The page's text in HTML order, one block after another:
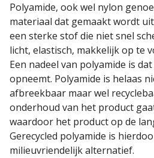
Polyamide, ook wel nylon
materiaal dat gemaakt wordt
een sterke stof die niet snel
licht, elastisch, makkelijk op te
Een nadeel van polyamide is
opneemt. Polyamide is helaas
afbreekbaar maar wel
onderhoud van het product
waardoor het product op de
Gerecycled polyamide is
milieuvriendelijk alternatief.